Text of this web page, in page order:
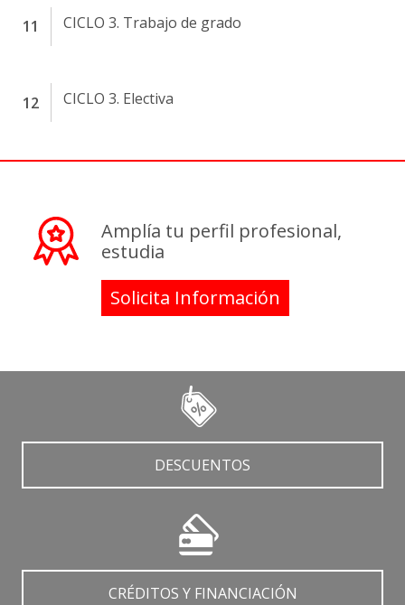
CICLO 3. Trabajo de grado
CICLO 3. Electiva
Amplía tu perfil profesional,
estudia
Solicita Información
DESCUENTOS
CRÉDITOS Y FINANCIACIÓN